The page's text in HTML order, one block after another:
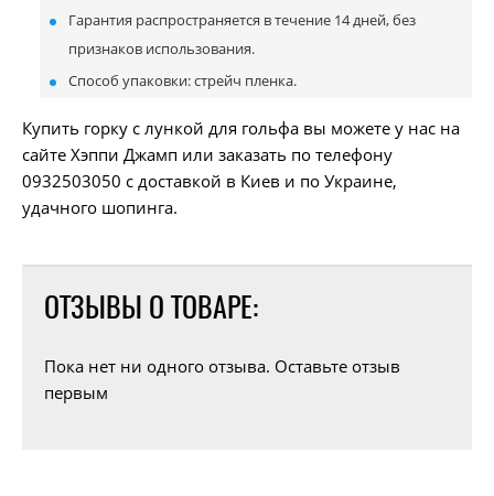
Гарантия распространяется в течение 14 дней, без
признаков использования.
Способ упаковки: стрейч пленка.
Купить горку с лункой для гольфа вы можете у нас на
сайте Хэппи Джамп или заказать по телефону
0932503050 с доставкой в Киев и по Украине,
удачного шопинга.
ОТЗЫВЫ О ТОВАРЕ:
Пока нет ни одного отзыва. Оставьте отзыв
первым